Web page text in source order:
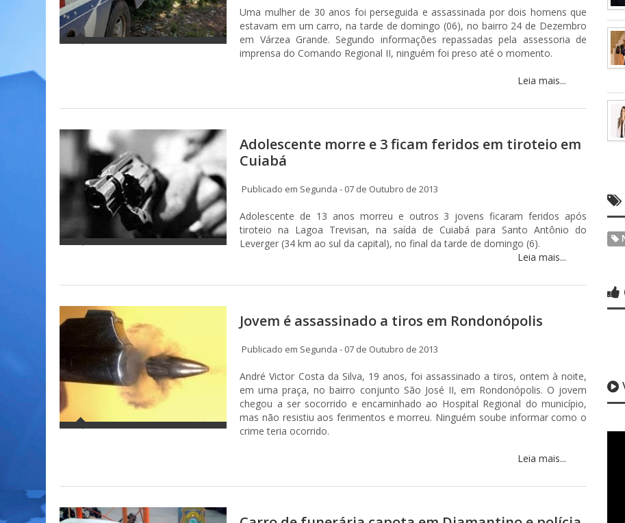
Uma mulher de 30 anos foi perseguida e assassinada por dois homens que
estavam em um carro, na tarde de domingo (06), no bairro 24 de Dezembro
em Várzea Grande. Segundo informações repassadas pela assessoria de
imprensa do Comando Regional II, ninguém foi preso até o momento.
Leia mais...
Adolescente morre e 3 ficam feridos em tiroteio em
Cuiabá
Publicado em Segunda - 07 de Outubro de 2013
Adolescente de 13 anos morreu e outros 3 jovens ficaram feridos após
tiroteio na Lagoa Trevisan, na saída de Cuiabá para Santo Antônio do
Leverger (34 km ao sul da capital), no final da tarde de domingo (6).
Leia mais...
Jovem é assassinado a tiros em Rondonópolis
Publicado em Segunda - 07 de Outubro de 2013
André Victor Costa da Silva, 19 anos, foi assassinado a tiros, ontem à noite,
em uma praça, no bairro conjunto São José II, em Rondonópolis. O jovem
chegou a ser socorrido e encaminhado ao Hospital Regional do município,
mas não resistiu aos ferimentos e morreu. Ninguém soube informar como o
crime teria ocorrido.
Leia mais...